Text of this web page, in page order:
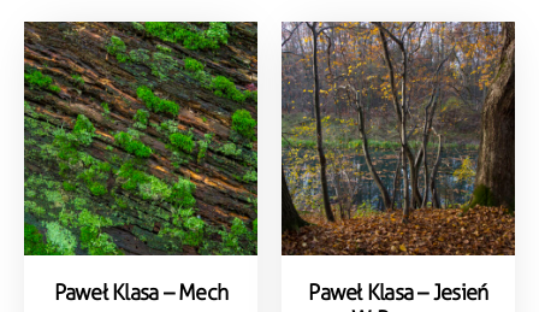
Paweł Klasa – Mech
Paweł Klasa – Jesień